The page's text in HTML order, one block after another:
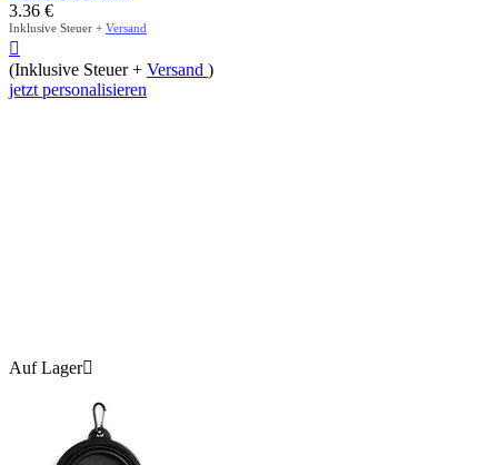
3.36 €
Inklusive Steuer + Versand

(Inklusive Steuer + Versand )
jetzt personalisieren
Auf Lager